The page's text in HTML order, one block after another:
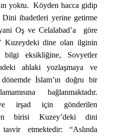
yoktu.
Köyden hacca gidip
ibadetleri yerine getirme
Oş ve Celalabad’a
göre
Kuzeydeki dine olan ilginin
bilgi eksikliğine, Sovyetler
ahlaki yozlaşmaya ve
İslam’ın doğru bir
bağlanmaktadır.
irşad için gönderilen
birisi Kuzey’deki dini
etmektedir: “Aslında